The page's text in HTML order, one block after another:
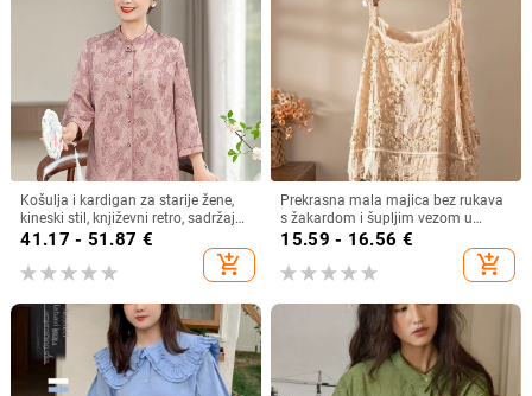
Košulja i kardigan za starije žene,
kineski stil, književni retro, sadržaj
vlakana 30–50%, bez ovratnika
41.17 - 51.87 €
add_shopping_cart
Prekrasna mala majica bez rukava
s žakardom i šupljim vezom u
francuskom stilu, ljetna nova široka,
15.59 - 16.56 €
add_shopping_cart